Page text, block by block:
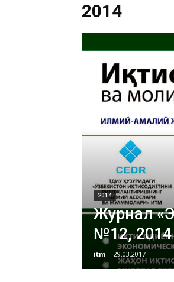
2014
2014
Журнал
№12, 2014
itm - 29.03.2017